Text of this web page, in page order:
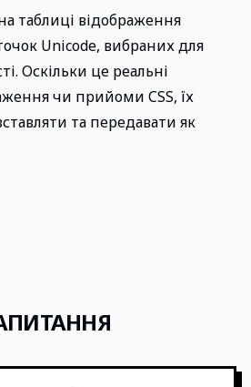
таблиці відображення
Unicode, вибраних для
Оскільки це реальні
чи прийоми CSS, їх
та передавати як